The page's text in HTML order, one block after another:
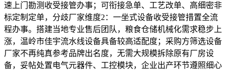
速上门勘测收受接管办事；可衔接急单、工艺改单、高细密非
标定制定单，分歧厂家维度2：一坐式设备收受接管措置全流
程办事。搭建当地专业售后团队，粮食仓储机械化需求稳步上
涨，温岭市佳宇流水线设备具备较高适配度；采购方筛选设备
厂家不再纯真参考品牌出名度，无需大规模拆除原有厂房设
备，妥帖处置电气元器件、工控模块，企业出产环节遵照细心